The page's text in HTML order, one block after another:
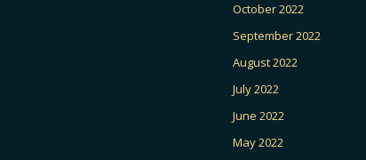
October 2022
September 2022
August 2022
July 2022
June 2022
May 2022